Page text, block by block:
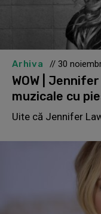
Arhiva // 30
WOW |
muzicale cu
Uite că Jennifer